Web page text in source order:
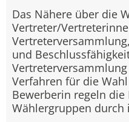
Das Nähere über die
Vertreter/
und
Verfahren für die
Bewerberin regeln die
Wählergruppen durch